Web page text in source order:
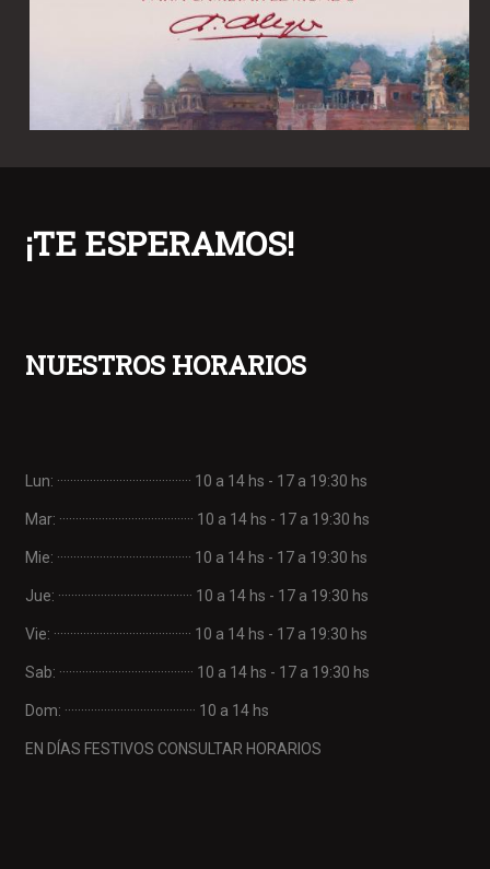
¡TE ESPERAMOS!
NUESTROS HORARIOS
Lun: ········································· 10 a 14 hs - 17 a 19:30 hs
Mar: ········································· 10 a 14 hs - 17 a 19:30 hs
Mie: ········································· 10 a 14 hs - 17 a 19:30 hs
Jue: ········································· 10 a 14 hs - 17 a 19:30 hs
Vie: ·········································· 10 a 14 hs - 17 a 19:30 hs
Sab: ········································· 10 a 14 hs - 17 a 19:30 hs
Dom: ········································ 10 a 14 hs
EN DÍAS FESTIVOS CONSULTAR HORARIOS